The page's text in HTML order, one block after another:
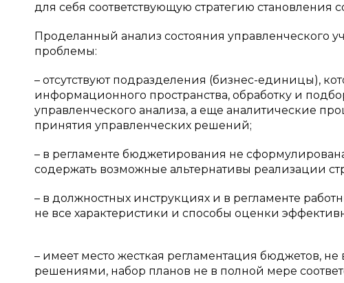
для себя соответствующую стратегию становления
Проделанный анализ состояния
проблемы:
– отсутствуют подразделения (бизнес-единицы),
информационного пространства, обработку и
управленческого анализа, а еще аналитические
принятия управленческих решений;
– в регламенте бюджетирования не
содержать возможные альтернативы реализации
– в должностных инструкциях и в регламенте
не все характеристики и способы оценки
– имеет место жесткая регламентация бюджетов,
решениями, набор планов не в полной мере